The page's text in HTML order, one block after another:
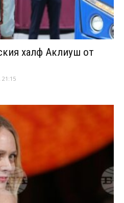
халф Аклиуш от
21:15